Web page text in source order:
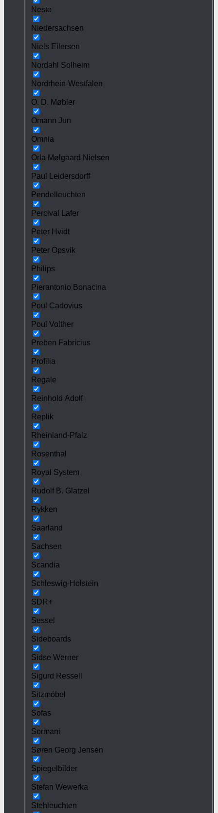
Nesto
Niedersachsen
Niels Eilersen
Nordahl Solheim
Nordrhein-Westfalen
O. D. Møbler
Omann Jun
Omnia
Orla Mølgaard Nielsen
Paul Leidersdorff
Pendelleuchten
Percival Lafer
Peter Hvidt
Peter Opsvik
Philips
Pierantonio Bonacina
Poul Cadovius
Poul Volther
Preben Fabricius
Profilia
Regale
Reinhold Adolf
Replik
Rheinland-Pfalz
Rosenthal
Royal System
Rudolf B. Glatzel
Rykken
Saarland
Sachsen
Scandia
Schleswig-Holstein
SDR+
Sessel
Sideboards
Sidse Werner
Sigurd Ressell
Sitzmöbel
Sofas
Sormani
Søren Georg Jensen
Spiegelbilder
Stefan Wewerka
Stehleuchten